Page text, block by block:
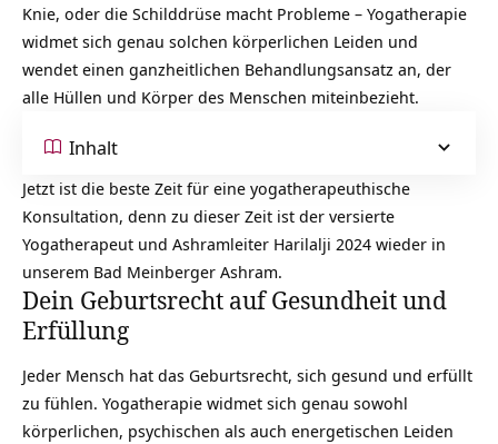
Knie, oder die Schilddrüse macht Probleme – Yogatherapie
widmet sich genau solchen körperlichen Leiden und
wendet einen ganzheitlichen Behandlungsansatz an, der
alle Hüllen und Körper des Menschen miteinbezieht.
Inhalt
Jetzt ist die beste Zeit für eine yogatherapeuthische
Konsultation, denn zu dieser Zeit ist der versierte
Yogatherapeut und Ashramleiter Harilalji 2024 wieder in
unserem Bad Meinberger Ashram.
Dein Geburtsrecht auf Gesundheit und
Erfüllung
Jeder Mensch hat das Geburtsrecht, sich gesund und erfüllt
zu fühlen. Yogatherapie widmet sich genau sowohl
körperlichen, psychischen als auch energetischen Leiden